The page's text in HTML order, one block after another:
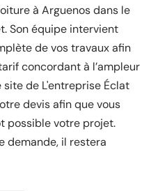
à Arguenos dans le
Son équipe intervient
de vos travaux afin
concordant à l’ampleur
de L'entreprise Éclat
devis afin que vous
possible votre projet.
demande, il restera